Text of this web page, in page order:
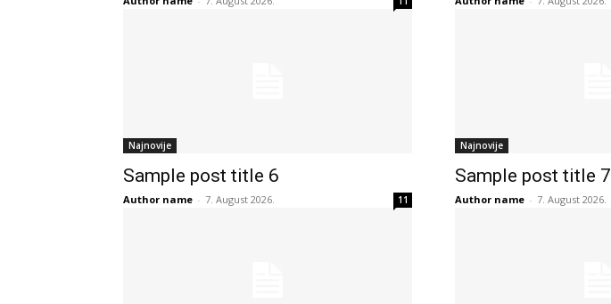
Najnovije
Sample post title 6
Author name - 7. August 2026. 11
Najnovije
Sample post title 7
Author name - 7. August 2026.